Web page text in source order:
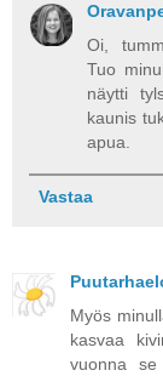
Oi,
Tuo
näytti
kaunis
apua.
Vastaa
Myös
kasvaa
vuonna